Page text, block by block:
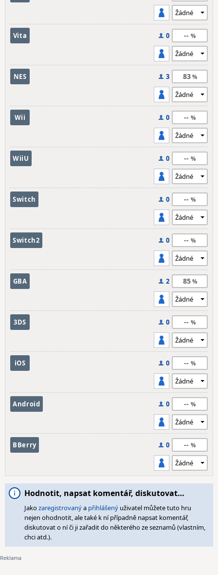
Vita 0 --
NES 3 83
Wii 0 --
WiiU 0 --
Switch 0 --
Switch2 0 --
GBA 2 85
3DS 0 --
iOS 0 --
Android 0 --
BBerry 0 --
Hodnotit, napsat komentář, diskutovat…
Jakozaregistrovanýa přihlášený uživatel můžete tuto hru
nejen ohodnotit, ale také k ní případně napsat komentář,
diskutovat o ní či ji zařadit do některého ze seznamů (vlastním,
chci atd.).